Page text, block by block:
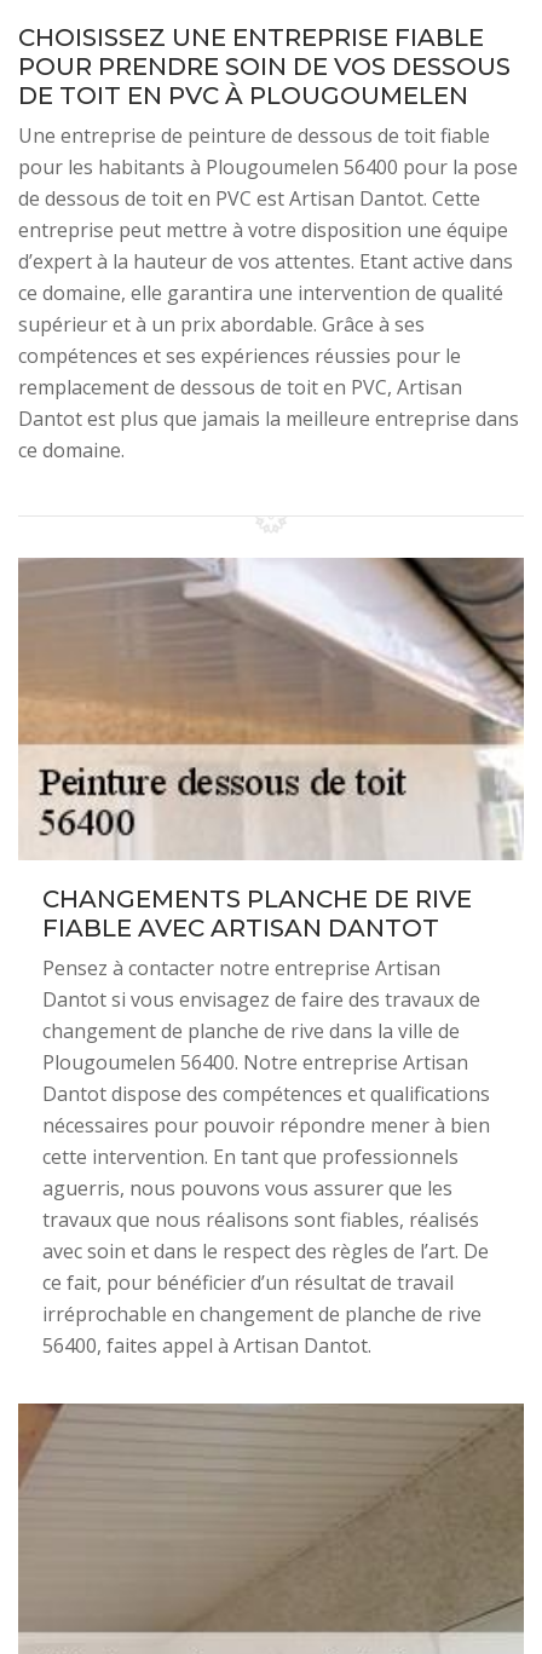
CHOISISSEZ UNE ENTREPRISE FIABLE
POUR PRENDRE SOIN DE VOS DESSOUS
DE TOIT EN PVC À PLOUGOUMELEN
Une entreprise de peinture de dessous de toit fiable
pour les habitants à Plougoumelen 56400 pour la pose
de dessous de toit en PVC est Artisan Dantot. Cette
entreprise peut mettre à votre disposition une équipe
d’expert à la hauteur de vos attentes. Etant active dans
ce domaine, elle garantira une intervention de qualité
supérieur et à un prix abordable. Grâce à ses
compétences et ses expériences réussies pour le
remplacement de dessous de toit en PVC, Artisan
Dantot est plus que jamais la meilleure entreprise dans
ce domaine.
CHANGEMENTS PLANCHE DE RIVE
FIABLE AVEC ARTISAN DANTOT
Pensez à contacter notre entreprise Artisan
Dantot si vous envisagez de faire des travaux de
changement de planche de rive dans la ville de
Plougoumelen 56400. Notre entreprise Artisan
Dantot dispose des compétences et qualifications
nécessaires pour pouvoir répondre mener à bien
cette intervention. En tant que professionnels
aguerris, nous pouvons vous assurer que les
travaux que nous réalisons sont fiables, réalisés
avec soin et dans le respect des règles de l’art. De
ce fait, pour bénéficier d’un résultat de travail
irréprochable en changement de planche de rive
56400, faites appel à Artisan Dantot.